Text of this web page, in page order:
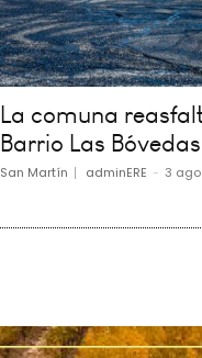
La comuna
Barrio Las Bóvedas
San Martín adminERE - 3